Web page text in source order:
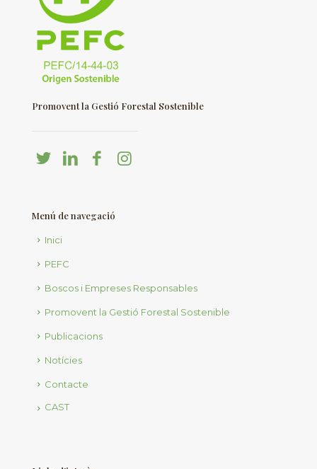
Promovent la Gestió Forestal Sostenible
Menú de navegació
Inici
PEFC
Boscos i Empreses Responsables
Promovent la Gestió Forestal Sostenible
Publicacions
Notícies
Contacte
CAST